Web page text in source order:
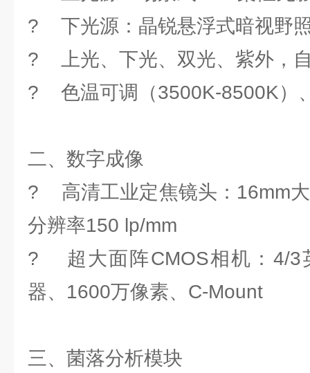
? 下光源：晶锐悬浮式暗视野
? 上光、下光、双光、紫外，
? 色温可调（3500K-8500K）
二、数字成像
? 高清工业定焦镜头：16mm
分辨率150 lp/mm
? 超大面阵CMOS相机：4/3
器、1600万像素、C-Mount
三、菌落分析模块